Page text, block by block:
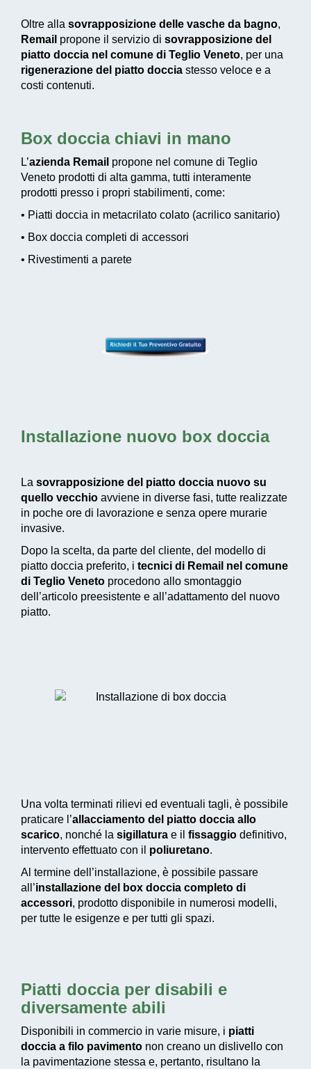
Oltre alla sovrapposizione delle vasche da bagno,
Remail propone il servizio di sovrapposizione del
piatto doccia nel comune di Teglio Veneto, per una
rigenerazione del piatto doccia stesso veloce e a
costi contenuti.
Box doccia chiavi in mano
L’azienda Remail propone nel comune di Teglio
Veneto prodotti di alta gamma, tutti interamente
prodotti presso i propri stabilimenti, come:
• Piatti doccia in metacrilato colato (acrilico sanitario)
• Box doccia completi di accessori
• Rivestimenti a parete
Installazione nuovo box doccia
La sovrapposizione del piatto doccia nuovo su
quello vecchio avviene in diverse fasi, tutte realizzate
in poche ore di lavorazione e senza opere murarie
invasive.
Dopo la scelta, da parte del cliente, del modello di
piatto doccia preferito, i tecnici di Remail nel comune
di Teglio Veneto procedono allo smontaggio
dell’articolo preesistente e all’adattamento del nuovo
piatto.
Una volta terminati rilievi ed eventuali tagli, è possibile
praticare l’allacciamento del piatto doccia allo
scarico, nonché la sigillatura e il fissaggio definitivo,
intervento effettuato con il poliuretano.
Al termine dell’installazione, è possibile passare
all’installazione del box doccia completo di
accessori, prodotto disponibile in numerosi modelli,
per tutte le esigenze e per tutti gli spazi.
Piatti doccia per disabili e
diversamente abili
Disponibili in commercio in varie misure, i piatti
doccia a filo pavimento non creano un dislivello con
la pavimentazione stessa e, pertanto, risultano la